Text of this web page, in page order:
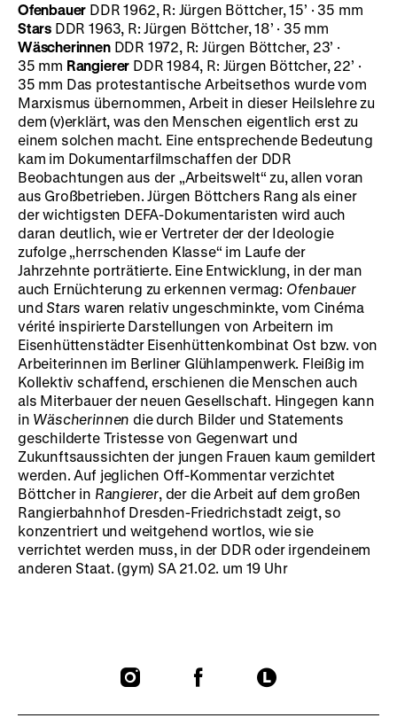
Ofenbauer DDR 1962, R: Jürgen Böttcher, 15’ · 35 mm
Stars DDR 1963, R: Jürgen Böttcher, 18’ · 35 mm
WäscherinnenDDR 1972, R: Jürgen Böttcher, 23’ ·
35 mm Rangierer DDR 1984, R: Jürgen Böttcher, 22’ ·
35 mm Das protestantische Arbeitsethos wurde vom
Marxismus übernommen, Arbeit in dieser Heilslehre zu
dem (v)erklärt, was den Menschen eigentlich erst zu
einem solchen macht. Eine entsprechende Bedeutung
kam im Dokumentarfilmschaffen der DDR
Beobachtungen aus der „Arbeitswelt“ zu, allen voran
aus Großbetrieben. Jürgen Böttchers Rang als einer
der wichtigsten DEFA-Dokumentaristen wird auch
daran deutlich, wie er Vertreter der der Ideologie
zufolge „herrschenden Klasse“ im Laufe der
Jahrzehnte porträtierte. Eine Entwicklung, in der man
auch Ernüchterung zu erkennen vermag: Ofenbauer
und Stars waren relativ ungeschminkte, vom Cinéma
vérité inspirierte Darstellungen von Arbeitern im
Eisenhüttenstädter Eisenhüttenkombinat Ost bzw. von
Arbeiterinnen im Berliner Glühlampenwerk. Fleißig im
Kollektiv schaffend, erschienen die Menschen auch
als Miterbauer der neuen Gesellschaft. Hingegen kann
in Wäscherinnen die durch Bilder und Statements
geschilderte Tristesse von Gegenwart und
Zukunftsaussichten der jungen Frauen kaum gemildert
werden. Auf jeglichen Off-Kommentar verzichtet
Böttcher in Rangierer, der die Arbeit auf dem großen
Rangierbahnhof Dresden-Friedrichstadt zeigt, so
konzentriert und weitgehend wortlos, wie sie
verrichtet werden muss, in der DDR oder irgendeinem
anderen Staat. (gym) SA 21.02. um 19 Uhr
To
To
To